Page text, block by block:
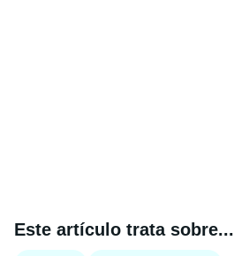
Este artículo trata sobre...